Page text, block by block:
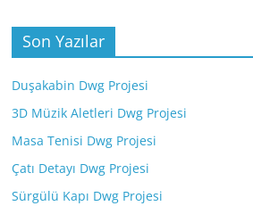
Son Yazılar
Duşakabin Dwg Projesi
3D Müzik Aletleri Dwg Projesi
Masa Tenisi Dwg Projesi
Çatı Detayı Dwg Projesi
Sürgülü Kapı Dwg Projesi